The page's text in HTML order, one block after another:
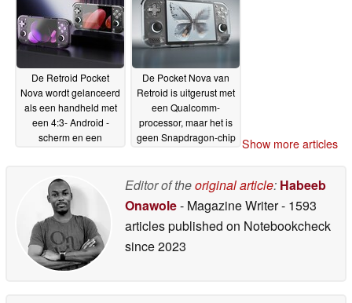
Pocket Mini V126-06-
2026
De Retroid Pocket
Nova wordt gelanceerd
als een handheld met
een 4:3- Android -
scherm en een
De Pocket Nova van
Retroid is uitgerust met
een Qualcomm-
processor, maar het is
geen Snapdragon-chip Show more articles
Editor of theoriginal article: Habeeb
Onawole- Magazine Writer- 1593
articles published on Notebookcheck
since 2023